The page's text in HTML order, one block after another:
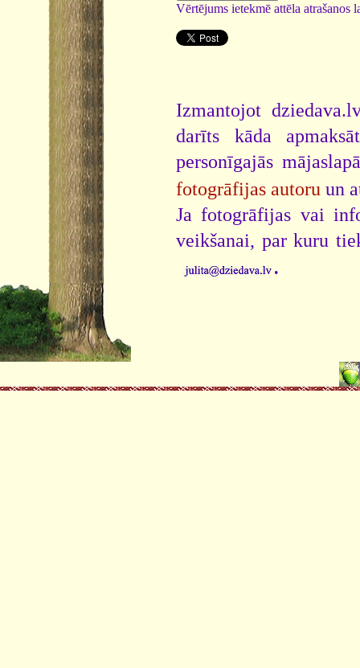
Vērtējums ietekmē attēla atrašanos
Izmantojot
darīts kāda
personīgajās
fotogrāfijas autoru un
Ja fotogrāfijas vai
veikšanai, par kuru
.